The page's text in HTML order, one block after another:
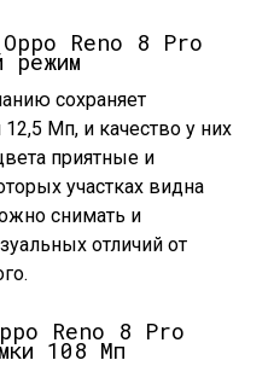
режим
сохраняет
Мп, и качество у них
приятные и
участках видна
снимать и
отличий от
108 Мп